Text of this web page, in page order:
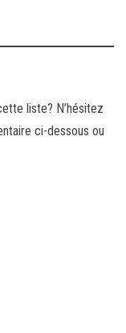
liste? N’hésitez
ci-dessous ou